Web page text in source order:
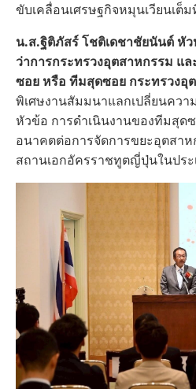
ขับเคลื่อนเศรษฐกิจหมุนเวียนเต็ม
น.ส.ฐิติภัสร์ โชติเดชาชัยนันต์ หั
ว่าการกระทรวงอุตสาหกรรม แ
ซอย หรือ ทีมสุดซอย กระทรวงอุ
พิเศษงานสัมมนาแลกเปลี่ยนควา
หัวข้อ การดำเนินงานของทีมสุด
อนาคตต่อการจัดการขยะอุตสา
สถานเอกอัครราชทูตญี่ปุ่นในประ